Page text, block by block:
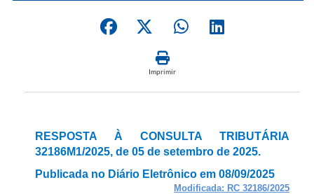
Imprimir
RESPOSTA À CONSULTA TRIBUTÁRIA
32186M1/2025, de 05 de setembro de 2025.
Publicada no Diário Eletrônico em 08/09/2025
Modificada: RC 32186/2025